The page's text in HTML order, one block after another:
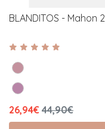
BLANDITOS - Mahon
26,94€ 44,90€